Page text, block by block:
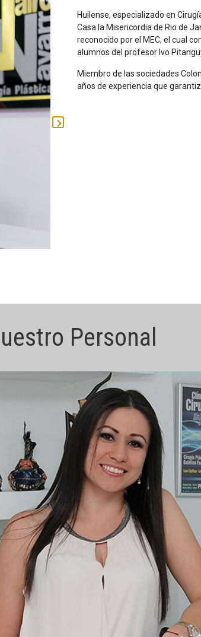
Huilense, especializado en
Casa la Misericordia de Rio de
reconocido por el MEC, el cual
alumnos del profesor Ivo
Miembro de las sociedades
años de experiencia que
Personal